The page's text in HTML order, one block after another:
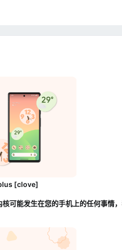
[clove]
可能发生在您的手机上的任何事情